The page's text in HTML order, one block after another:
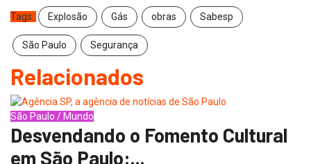
Tags: Explosão Gás obras Sabesp
São Paulo Segurança
Relacionados
São Paulo / Mundo
Desvendando o Fomento Cultural
em São Paulo:...